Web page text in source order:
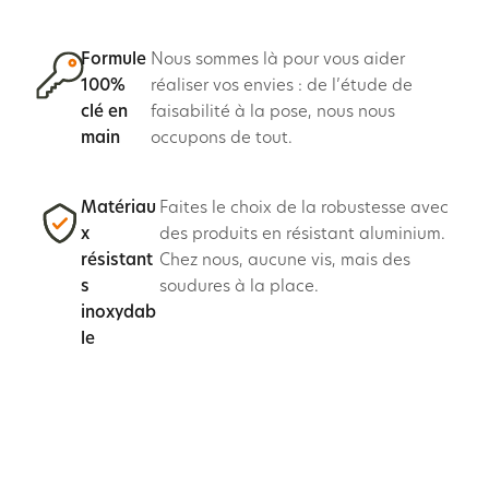
Formule
100%
clé en
main
Nous sommes là pour vous aider
réaliser vos envies : de l’étude de
faisabilité à la pose, nous nous
occupons de tout.
Matériau
x
résistant
s
inoxydab
le
Faites le choix de la robustesse avec
des produits en résistant aluminium.
Chez nous, aucune vis, mais des
soudures à la place.